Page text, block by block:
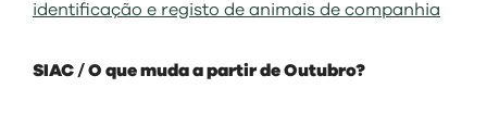
identificação e registo de animais de companhia
SIAC / O que muda a partir de Outubro?